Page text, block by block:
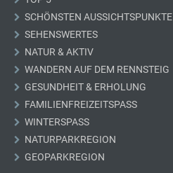
SCHÖNSTEN AUSSICHTSPUNKTE
SEHENSWERTES
NATUR & AKTIV
WANDERN AUF DEM RENNSTEIG
GESUNDHEIT & ERHOLUNG
FAMILIENFREIZEITSPASS
WINTERSPASS
NATURPARKREGION
GEOPARKREGION